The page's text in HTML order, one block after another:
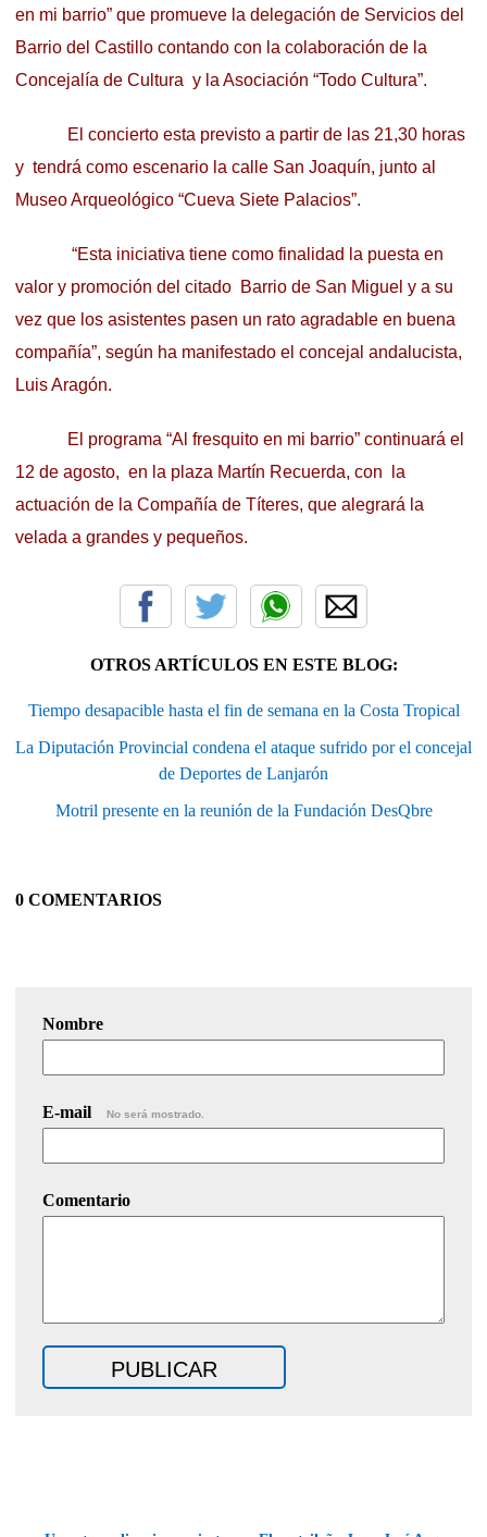
en mi barrio” que promueve la delegación de Servicios del
Barrio del Castillo contando con la colaboración de la
Concejalía de Cultura y la Asociación “Todo Cultura”.
El concierto esta previsto a partir de las 21,30 horas
y tendrá como escenario la calle San Joaquín, junto al
Museo Arqueológico “Cueva Siete Palacios”.
“Esta iniciativa tiene como finalidad la puesta en
valor y promoción del citado Barrio de San Miguel y a su
vez que los asistentes pasen un rato agradable en buena
compañía”, según ha manifestado el concejal andalucista,
Luis Aragón.
El programa “Al fresquito en mi barrio” continuará el
12 de agosto, en la plaza Martín Recuerda, con la
actuación de la Compañía de Títeres, que alegrará la
velada a grandes y pequeños.
OTROS ARTÍCULOS EN ESTE BLOG:
Tiempo desapacible hasta el fin de semana en la Costa Tropical
La Diputación Provincial condena el ataque sufrido por el concejal
de Deportes de Lanjarón
Motril presente en la reunión de la Fundación DesQbre
0 COMENTARIOS
Nombre
E-mail No será mostrado.
Comentario